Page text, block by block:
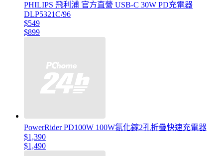
PHILIPS 飛利浦 官方直營 USB-C 30W PD充電器
DLP5321C/96
$549
$899
PowerRider PD100W 100W氮化鎵2孔折疊快速充電器
$1,390
$1,490